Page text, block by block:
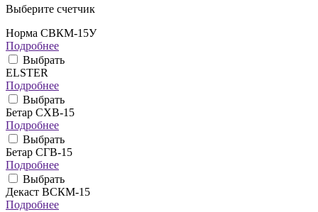
Выберите счетчик
Норма СВКМ-15У
Подробнее
Выбрать
ELSTER
Подробнее
Выбрать
Бетар СХВ-15
Подробнее
Выбрать
Бетар СГВ-15
Подробнее
Выбрать
Декаст ВСКМ-15
Подробнее